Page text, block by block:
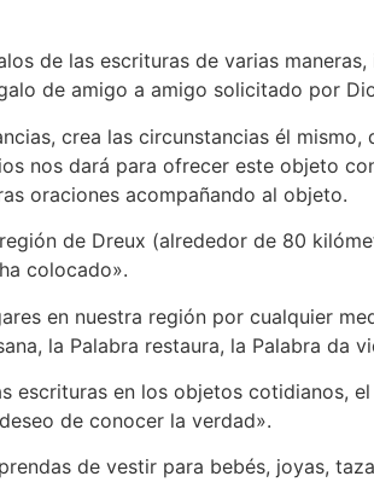
de las escrituras de varias
de amigo a amigo solicitado por
crea las circunstancias él
nos dará para ofrecer este objeto
oraciones acompañando al objeto.
de Dreux (alrededor de 80
colocado».
en nuestra región por cualquier
la Palabra restaura, la Palabra da
escrituras en los objetos cotidianos,
de conocer la verdad».
de vestir para bebés, joyas,